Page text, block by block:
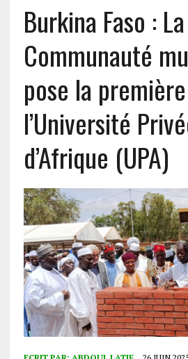
Burkina Faso : La
Communauté
pose la
l’Université
d’Afrique (UPA)